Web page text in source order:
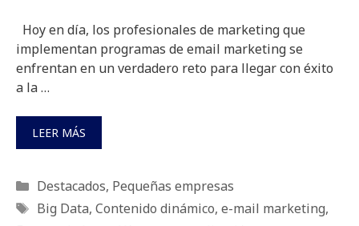
Hoy en día, los profesionales de marketing que
implementan programas de email marketing se
enfrentan en un verdadero reto para llegar con éxito
a la …
LEER MÁS
Categorías
Destacados, Pequeñas empresas
Etiquetas
Big Data, Contenido dinámico, e-mail marketing,